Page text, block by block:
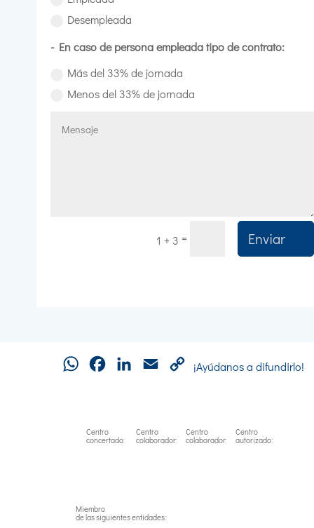
Desempleada
- En caso de persona empleada tipo de contrato:
Más del 33% de jornada
Menos del 33% de jornada
1 + 3 = Enviar
WhatsAppFacebookLinkedInEmail
Copy
¡Ayúdanos a difundirlo!
Centro
concertado:
Centro
colaborador:
Centro
colaborador:
Centro
autorizado:
Miembro
de las siguientes entidades: